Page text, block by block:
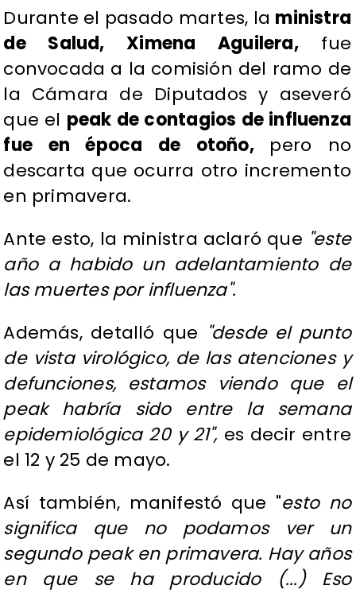
Durante el pasado martes, la ministra
de Salud, Ximena Aguilera,fue
convocada a la comisión del ramo de
la Cámara de Diputados y aseveró
que el peak de contagios de influenza
fue en época de otoño, pero no
descarta que ocurra otro incremento
en primavera.
Ante esto, la ministra aclaró que "este
año a habido un adelantamiento de
las muertes por influenza".
Además, detalló que "desde el punto
de vista virológico, de las atenciones y
defunciones, estamos viendo que el
peak habría sido entre la semana
epidemiológica 20 y 21",es decir entre
el 12 y 25 de mayo.
Así también, manifestó que "esto no
significa que no podamos ver un
segundo peak en primavera. Hay años
en que se ha producido (...) Eso